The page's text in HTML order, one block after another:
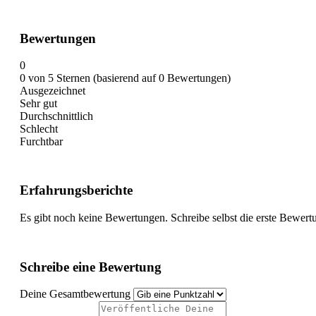
Bewertungen
0
0 von 5 Sternen (basierend auf 0 Bewertungen)
Ausgezeichnet
Sehr gut
Durchschnittlich
Schlecht
Furchtbar
Erfahrungsberichte
Es gibt noch keine Bewertungen. Schreibe selbst die erste
Schreibe eine Bewertung
Deine Gesamtbewertung